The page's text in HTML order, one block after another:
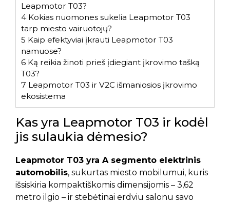
Leapmotor T03?
4 Kokias nuomones sukelia Leapmotor T03
tarp miesto vairuotojų?
5 Kaip efektyviai įkrauti Leapmotor T03
namuose?
6 Ką reikia žinoti prieš įdiegiant įkrovimo tašką
T03?
7 Leapmotor T03 ir V2C išmaniosios įkrovimo
ekosistema
Kas yra Leapmotor T03 ir kodėl
jis sulaukia dėmesio?
Leapmotor T03 yra A segmento elektrinis
automobilis, sukurtas miesto mobilumui, kuris
išsiskiria kompaktiškomis dimensijomis – 3,62
metro ilgio – ir stebėtinai erdviu salonu savo